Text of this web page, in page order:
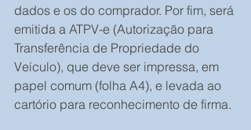
dados e os do comprador. Por fim, será
emitida a ATPV-e (Autorização para
Transferência de Propriedade do
Veículo), que deve ser impressa, em
papel comum (folha A4), e levada ao
cartório para reconhecimento de firma.